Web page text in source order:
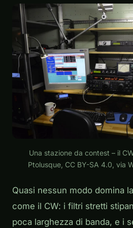
Una stazione da contest – il
Ptolusque, CC BY-SA 4.0, via
Quasi nessun modo domina
come il CW: i filtri stretti
poca larghezza di banda, e i